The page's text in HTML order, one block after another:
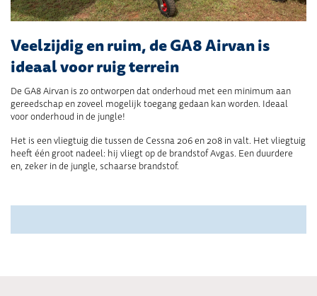
Veelzijdig en ruim, de GA8 Airvan is
ideaal voor ruig terrein
De GA8 Airvan is zo ontworpen dat onderhoud met een minimum aan
gereedschap en zoveel mogelijk toegang gedaan kan worden. Ideaal
voor onderhoud in de jungle!
Het is een vliegtuig die tussen de Cessna 206 en 208 in valt. Het vliegtuig
heeft één groot nadeel: hij vliegt op de brandstof Avgas. Een duurdere
en, zeker in de jungle, schaarse brandstof.